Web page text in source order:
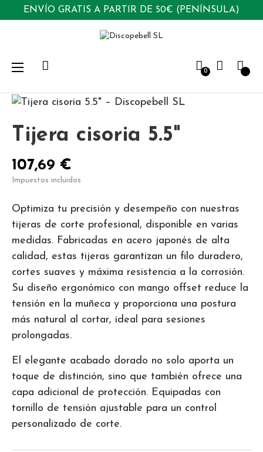
ENVÍO GRATIS A PARTIR DE 50€ (PENÍNSULA)
0
Navegación
palanca
☰
Tijera cisoria 5.5"
107,69 €
Impuestos incluidos
Optimiza tu precisión y desempeño con nuestras
tijeras de corte profesional, disponible en varias
medidas. Fabricadas en acero japonés de alta
calidad, estas tijeras garantizan un filo duradero,
cortes suaves y máxima resistencia a la corrosión.
Su diseño ergonómico con mango offset reduce la
tensión en la muñeca y proporciona una postura
más natural al cortar, ideal para sesiones
prolongadas.
El elegante acabado dorado no solo aporta un
toque de distinción, sino que también ofrece una
capa adicional de protección. Equipadas con
tornillo de tensión ajustable para un control
personalizado de corte.